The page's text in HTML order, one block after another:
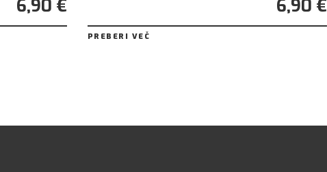
6,90 € 6,90 €
PREBERI VEČ